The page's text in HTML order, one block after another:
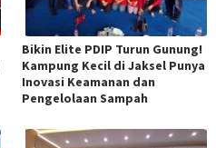
Bikin Elite PDIP Turun Gunung!
Kampung Kecil di Jaksel Punya
Inovasi Keamanan dan
Pengelolaan Sampah